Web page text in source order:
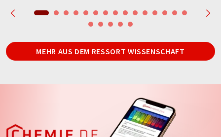
MEHR AUS DEM RESSORT WISSENSCHAFT